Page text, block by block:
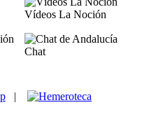
Vídeos La Noción
Chat
|